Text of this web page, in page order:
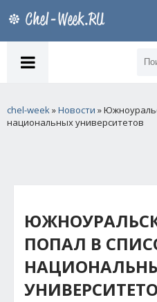
chel-week»Новости »
национальных университетов
ПОПАЛ В